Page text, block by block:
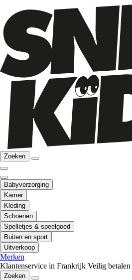
Zoeken
Babyverzorging
Kamer
Kleding
Schoenen
Spelletjes & speelgoed
Buiten en sport
Uitverkoop
Merken
Klantenservice in Frankrijk Veilig betalen
Zoeken